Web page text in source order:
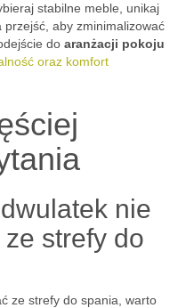
stabilne meble, unikaj
aby zminimalizować
do aranżacji pokoju
oraz komfort
nie
strefy do
ze strefy do spania, warto